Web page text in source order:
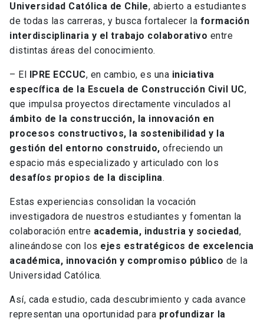
Universidad Católica de Chile, abierto a estudiantes
de todas las carreras, y busca fortalecer la formación
interdisciplinaria y el trabajo colaborativo entre
distintas áreas del conocimiento.
– El IPRE ECCUC, en cambio, es una iniciativa
específica de la Escuela de Construcción Civil UC,
que impulsa proyectos directamente vinculados al
ámbito de la construcción, la innovación en
procesos constructivos, la sostenibilidad y la
gestión del entorno construido, ofreciendo un
espacio más especializado y articulado con los
desafíos propios de la disciplina.
Estas experiencias consolidan la vocación
investigadora de nuestros estudiantes y fomentan la
colaboración entre academia, industria y sociedad,
alineándose con los ejes estratégicos de excelencia
académica, innovación y compromiso público de la
Universidad Católica.
Así, cada estudio, cada descubrimiento y cada avance
representan una oportunidad para profundizar la